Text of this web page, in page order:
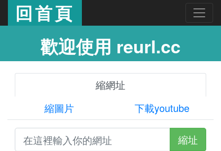
回首頁
歡迎使用 reurl.cc
縮網址
縮圖片
下載youtube
縮址